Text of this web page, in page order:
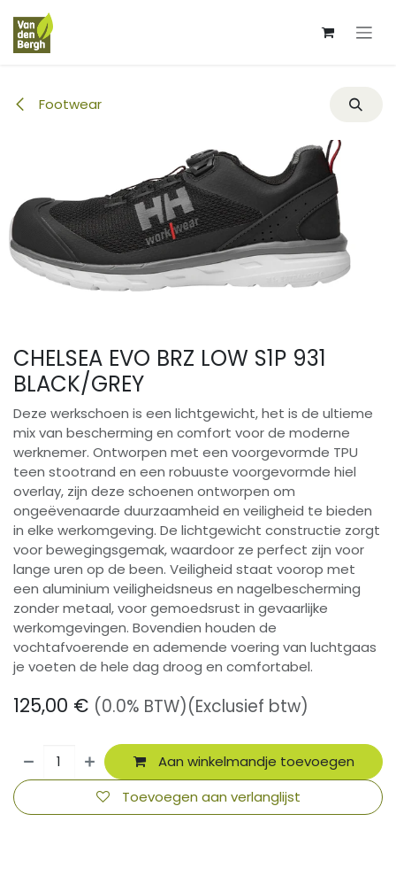
Overslaan naar inhoud
Footwear
CHELSEA EVO BRZ LOW S1P 931
BLACK/GREY
Deze werkschoen is een lichtgewicht, het is de ultieme
mix van bescherming en comfort voor de moderne
werknemer. Ontworpen met een voorgevormde TPU
teen stootrand en een robuuste voorgevormde hiel
overlay, zijn deze schoenen ontworpen om
ongeëvenaarde duurzaamheid en veiligheid te bieden
in elke werkomgeving. De lichtgewicht constructie zorgt
voor bewegingsgemak, waardoor ze perfect zijn voor
lange uren op de been. Veiligheid staat voorop met
een aluminium veiligheidsneus en nagelbescherming
zonder metaal, voor gemoedsrust in gevaarlijke
werkomgevingen. Bovendien houden de
vochtafvoerende en ademende voering van luchtgaas
je voeten de hele dag droog en comfortabel.
125,00 € (0.0% BTW)(Exclusief btw)
Aan winkelmandje toevoegen
Toevoegen aan verlanglijst